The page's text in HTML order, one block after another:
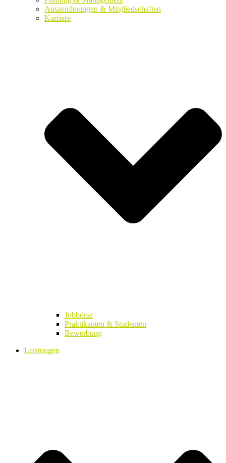
Auszeichnungen & Mitgliedschaften
Karriere
Jobbörse
Praktikanten & Studenten
Bewerbung
Leistungen